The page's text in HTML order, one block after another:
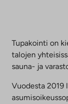
Tupakointi on
talojen
sauna- ja
Vuodesta 2019